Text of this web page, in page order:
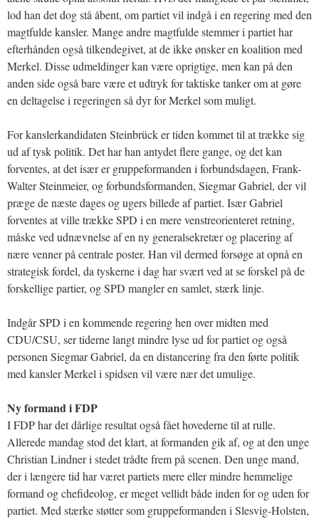
lod han det dog stå åbent, om partiet vil indgå i en regering med den
magtfulde kansler. Mange andre magtfulde stemmer i partiet har
efterhånden også tilkendegivet, at de ikke ønsker en koalition med
Merkel. Disse udmeldinger kan være oprigtige, men kan på den
anden side også bare være et udtryk for taktiske tanker om at gøre
en deltagelse i regeringen så dyr for Merkel som muligt.
For kanslerkandidaten Steinbrück er tiden kommet til at trække sig
ud af tysk politik. Det har han antydet flere gange, og det kan
forventes, at det især er gruppeformanden i forbundsdagen, Frank-
Walter Steinmeier, og forbundsformanden, Siegmar Gabriel, der vil
præge de næste dages og ugers billede af partiet. Især Gabriel
forventes at ville trække SPD i en mere venstreorienteret retning,
måske ved udnævnelse af en ny generalsekretær og placering af
nære venner på centrale poster. Han vil dermed forsøge at opnå en
strategisk fordel, da tyskerne i dag har svært ved at se forskel på de
forskellige partier, og SPD mangler en samlet, stærk linje.
Indgår SPD i en kommende regering hen over midten med
CDU/CSU, ser tiderne langt mindre lyse ud for partiet og også
personen Siegmar Gabriel, da en distancering fra den førte politik
med kansler Merkel i spidsen vil være nær det umulige.
Ny formand i FDP
I FDP har det dårlige resultat også fået hovederne til at rulle.
Allerede mandag stod det klart, at formanden gik af, og at den unge
Christian Lindner i stedet trådte frem på scenen. Den unge mand,
der i længere tid har været partiets mere eller mindre hemmelige
formand og chefideolog, er meget vellidt både inden for og uden for
partiet. Med stærke støtter som gruppeformanden i Slesvig-Holsten,